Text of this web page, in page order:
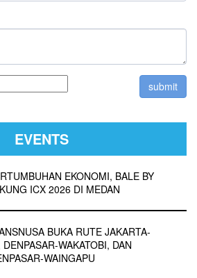
EVENTS
EKONOMI, BALE BY
ICX 2026 DI MEDAN
BUKA RUTE JAKARTA-
WAKATOBI, DAN
WAINGAPU